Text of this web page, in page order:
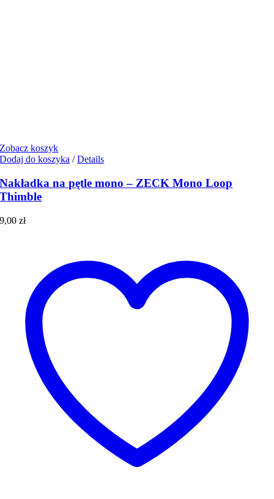
Zobacz koszyk
Dodaj do koszyka / Details
Nakładka na pętle mono – ZECK Mono Loop
Thimble
9,00zł